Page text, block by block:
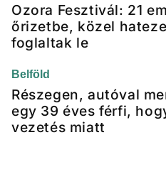
Ozora Fesztivál: 21
őrizetbe, közel
foglaltak le
Belföld
Részegen, autóval
egy 39 éves férfi,
vezetés miatt